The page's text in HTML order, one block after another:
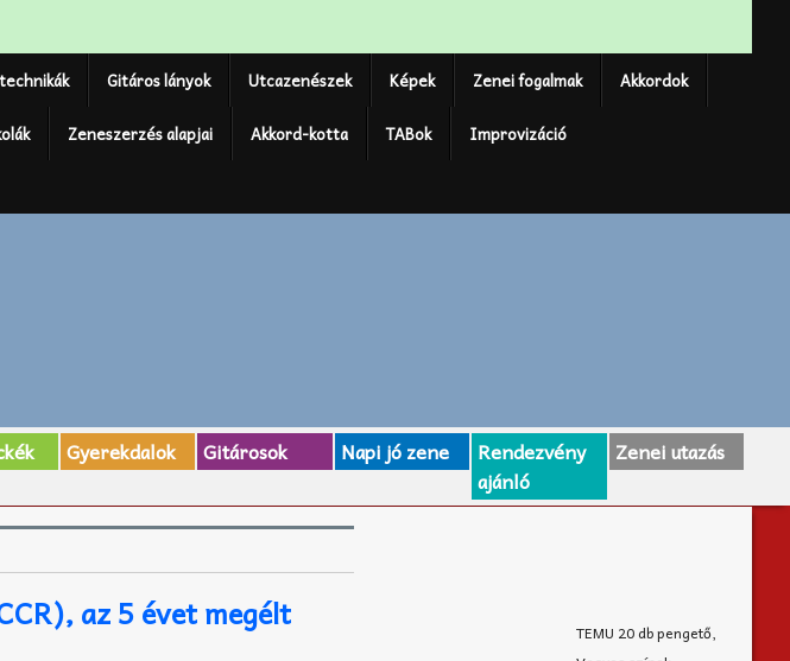
Gitáros lányok Utcazenészek Képek Zenei fogalmak Akkordok
Zeneszerzés alapjai Akkord-kotta TABok Improvizáció
Gyerekdalok Gitárosok Napi jó zene
Rendezvény
ajánló
Zenei utazás
az 5 évet megélt
TEMU 20 db pengető,